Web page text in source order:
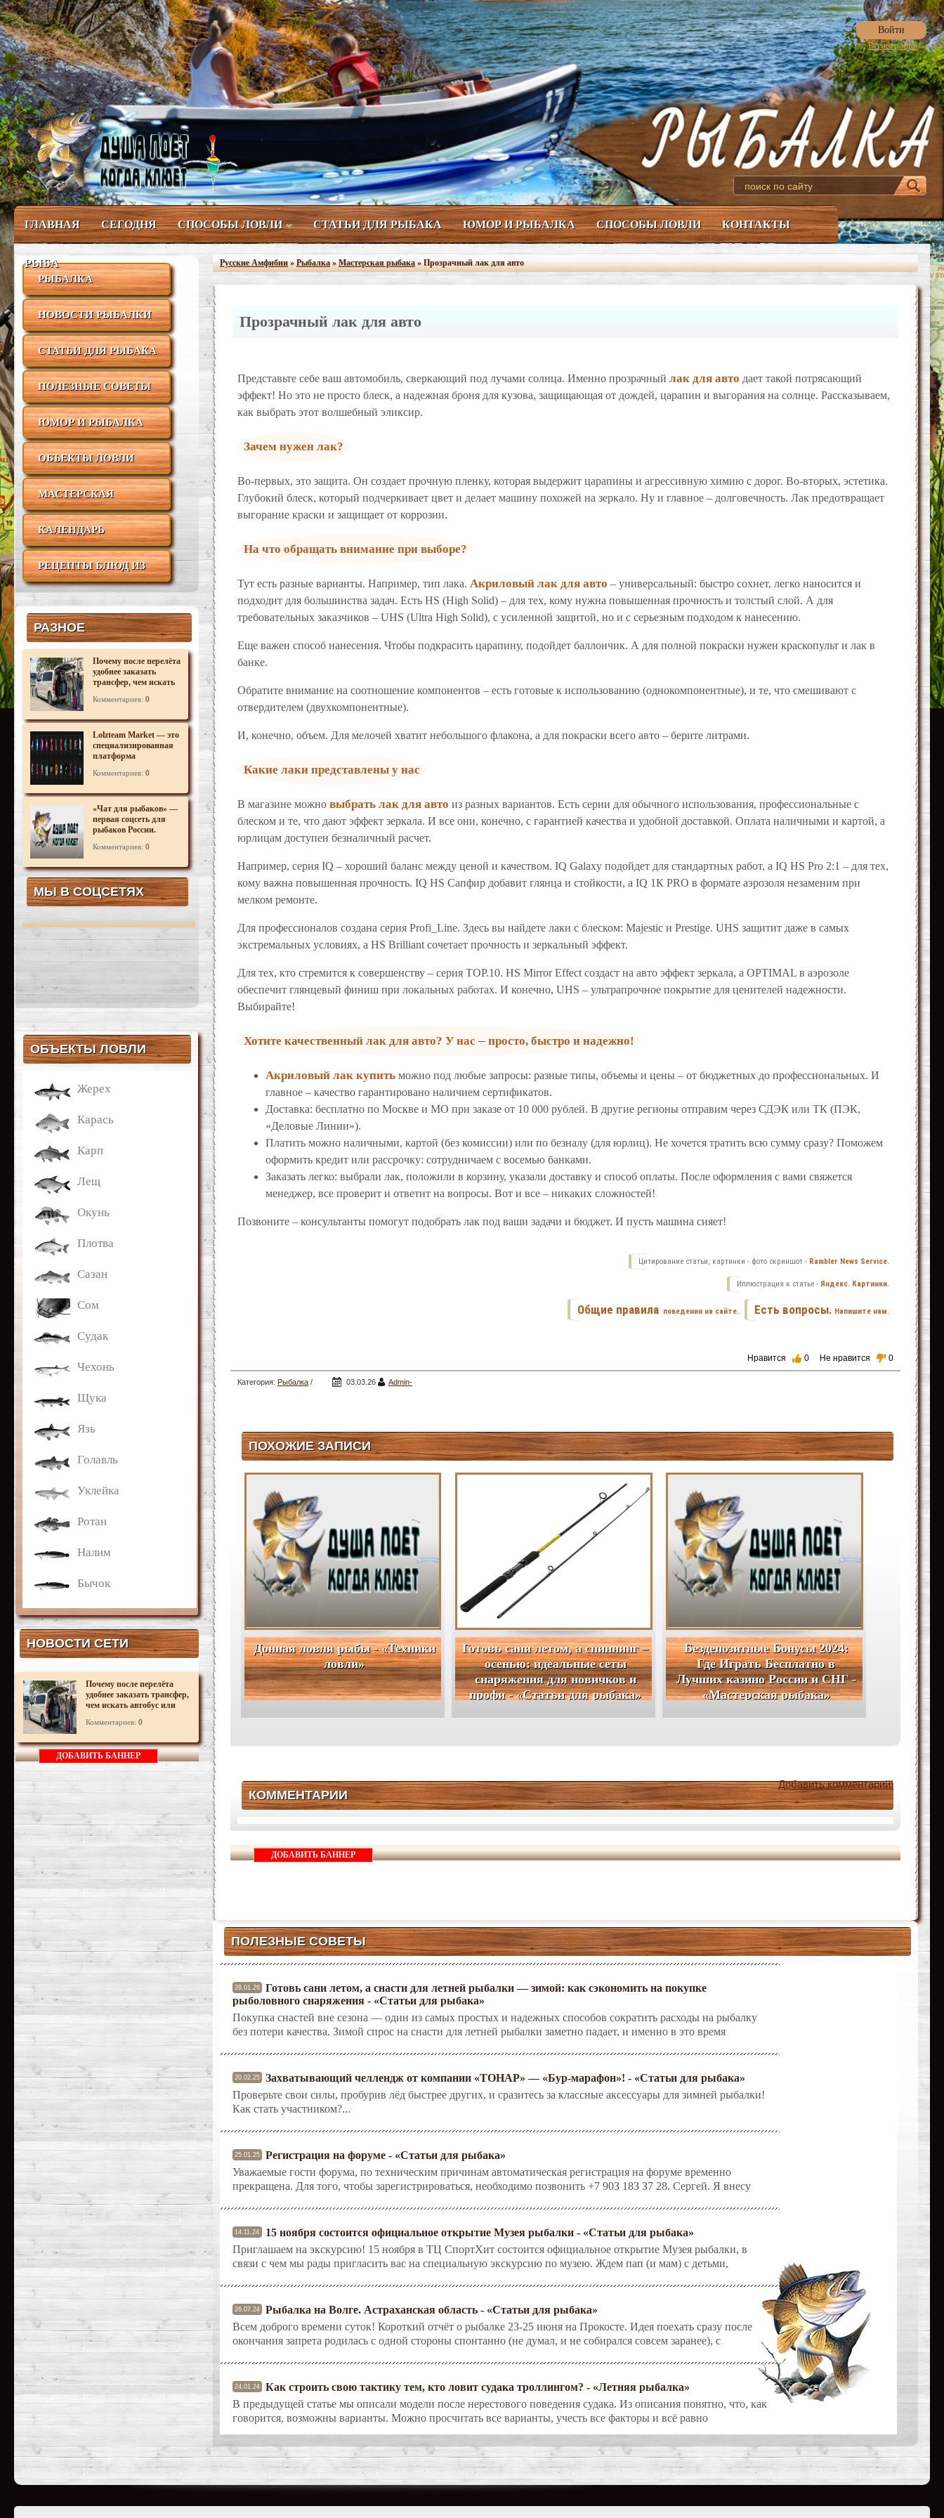
Войти
Регистрация
ГЛАВНАЯ СЕГОДНЯ СПОСОБЫ ЛОВЛИ СТАТЬИ ДЛЯ РЫБАКА ЮМОР И РЫБАЛКА СПОСОБЫ ЛОВЛИ КОНТАКТЫ
РЫБА
РЫБАЛКА
НОВОСТИ РЫБАЛКИ
СТАТЬИ ДЛЯ РЫБАКА
ПОЛЕЗНЫЕ СОВЕТЫ
ЮМОР И РЫБАЛКА
ОБЪЕКТЫ ЛОВЛИ
МАСТЕРСКАЯ
РЫБАКА
КАЛЕНДАРЬ
РЫБОЛОВА
РЕЦЕПТЫ БЛЮД ИЗ
РЫБЫ
РАЗНОЕ
Почему после перелёта
удобнее заказать
трансфер, чем искать
Комментариев:0
Lolzteam Market — это
специализированная
платформа
Комментариев:0
«Чат для рыбаков» —
первая соцсеть для
рыбаков России.
Комментариев:0
МЫ В СОЦСЕТЯХ
ОБЪЕКТЫ ЛОВЛИ
Жерех
Карась
Карп
Лещ
Окунь
Плотва
Сазан
Сом
Судак
Чехонь
Щука
Язь
Голавль
Уклейка
Ротан
Налим
Бычок
НОВОСТИ СЕТИ
Почему после перелёта
удобнее заказать трансфер,
чем искать автобус или
Комментариев:0
ДОБАВИТЬ БАННЕР
Русские Амфибии»Рыбалка»Мастерская рыбака» Прозрачный лак для авто
Прозрачный лак для авто
Представьте себе ваш автомобиль, сверкающий под лучами солнца. Именно прозрачный лак для авто дает такой потрясающий
эффект! Но это не просто блеск, а надежная броня для кузова, защищающая от дождей, царапин и выгорания на солнце. Рассказываем,
как выбрать этот волшебный эликсир.
Зачем нужен лак?
Во-первых, это защита. Он создает прочную пленку, которая выдержит царапины и агрессивную химию с дорог. Во-вторых, эстетика.
Глубокий блеск, который подчеркивает цвет и делает машину похожей на зеркало. Ну и главное – долговечность. Лак предотвращает
выгорание краски и защищает от коррозии.
На что обращать внимание при выборе?
Тут есть разные варианты. Например, тип лака. Акриловый лак для авто – универсальный: быстро сохнет, легко наносится и
подходит для большинства задач. Есть HS (High Solid) – для тех, кому нужна повышенная прочность и толстый слой. А для
требовательных заказчиков – UHS (Ultra High Solid), с усиленной защитой, но и с серьезным подходом к нанесению.
Еще важен способ нанесения. Чтобы подкрасить царапину, подойдет баллончик. А для полной покраски нужен краскопульт и лак в
банке.
Обратите внимание на соотношение компонентов – есть готовые к использованию (однокомпонентные), и те, что смешивают с
отвердителем (двухкомпонентные).
И, конечно, объем. Для мелочей хватит небольшого флакона, а для покраски всего авто – берите литрами.
Какие лаки представлены у нас
В магазине можно выбрать лак для авто из разных вариантов. Есть серии для обычного использования, профессиональные с
блеском и те, что дают эффект зеркала. И все они, конечно, с гарантией качества и удобной доставкой. Оплата наличными и картой, а
юрлицам доступен безналичный расчет.
Например, серия IQ – хороший баланс между ценой и качеством. IQ Galaxy подойдет для стандартных работ, а IQ HS Pro 2:1 – для тех,
кому важна повышенная прочность. IQ HS Сапфир добавит глянца и стойкости, а IQ 1К PRO в формате аэрозоля незаменим при
мелком ремонте.
Для профессионалов создана серия Profi_Line. Здесь вы найдете лаки с блеском: Majestic и Prestige. UHS защитит даже в самых
экстремальных условиях, а HS Brilliant сочетает прочность и зеркальный эффект.
Для тех, кто стремится к совершенству – серия TOP.10. HS Mirror Effect создаст на авто эффект зеркала, а OPTIMAL в аэрозоле
обеспечит глянцевый финиш при локальных работах. И конечно, UHS – ультрапрочное покрытие для ценителей надежности.
Выбирайте!
Хотите качественный лак для авто? У нас –просто, быстро и надежно!
Акриловый лак купитьможно под любые запросы: разные типы, объемы и цены – от бюджетных до профессиональных. И
главное – качество гарантировано наличием сертификатов.
Доставка: бесплатно по Москве и МО при заказе от 10 000 рублей. В другие регионы отправим через СДЭК или ТК (ПЭК,
«Деловые Линии»).
Платить можно наличными, картой (без комиссии) или по безналу (для юрлиц). Не хочется тратить всю сумму сразу? Поможем
оформить кредит или рассрочку: сотрудничаем с восемью банками.
Заказать легко: выбрали лак, положили в корзину, указали доставку и способ оплаты. После оформления с вами свяжется
менеджер, все проверит и ответит на вопросы. Вот и все – никаких сложностей!
Позвоните – консультанты помогут подобрать лак под ваши задачи и бюджет. И пусть машина сияет!
Цитирование статьи, картинки - фото скриншот - Rambler News Service.
Иллюстрация к статье - Яндекс. Картинки.
Есть вопросы. Напишите нам.
Общие правила поведения на сайте.
Нравится 0 Не нравится 0
Категория: Рыбалка/
03.03.26
Admin-
ПОХОЖИЕ ЗАПИСИ
Донная ловля рыбы - «Техники
ловли»
Готовь сани летом, а спиннинг –
осенью: идеальные сеты
снаряжения для новичков и
профи - «Статьи для рыбака»
Бездепозитные Бонусы 2024:
Где Играть Бесплатно в
Лучших казино России и СНГ -
«Мастерская рыбака»
КОММЕНТАРИИ
Добавить комментарий!
ДОБАВИТЬ БАННЕР
ПОЛЕЗНЫЕ СОВЕТЫ
28.01.26
Готовь сани летом, а снасти для летней рыбалки — зимой: как сэкономить на покупке
рыболовного снаряжения - «Статьи для рыбака»
Покупка снастей вне сезона — один из самых простых и надежных способов сократить расходы на рыбалку
без потери качества. Зимой спрос на снасти для летней рыбалки заметно падает, и именно в это время
20.02.25
Захватывающий челлендж от компании «ТОНАР» — «Бур-марафон»! - «Статьи для рыбака»
Проверьте свои силы, пробурив лёд быстрее других, и сразитесь за классные аксессуары для зимней рыбалки!
Как стать участником?...
25.01.25
Регистрация на форуме - «Статьи для рыбака»
Уважаемые гости форума, по техническим причинам автоматическая регистрация на форуме временно
прекращена. Для того, чтобы зарегистрироваться, необходимо позвонить +7 90З 18З З7 28. Сергей. Я внесу
14.11.24
15 ноября состоится официальное открытие Музея рыбалки - «Статьи для рыбака»
Приглашаем на экскурсию! 15 ноября в ТЦ СпортХит состоится официальное открытие Музея рыбалки, в
связи с чем мы рады пригласить вас на специальную экскурсию по музею. Ждем пап (и мам) с детьми,
26.07.24
Рыбалка на Волге. Астраханская область - «Статьи для рыбака»
Всем доброго времени суток! Короткий отчёт о рыбалке 23-25 июня на Прокосте. Идея поехать сразу после
окончания запрета родилась с одной стороны спонтанно (не думал, и не собирался совсем заранее), с
24.01.24
Как строить свою тактику тем, кто ловит судака троллингом? - «Летняя рыбалка»
В предыдущей статье мы описали модели после нерестового поведения судака. Из описания понятно, что, как
говорится, возможны варианты. Можно просчитать все варианты, учесть все факторы и всё равно